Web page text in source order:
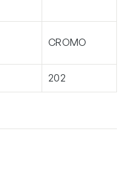
CROMO
202